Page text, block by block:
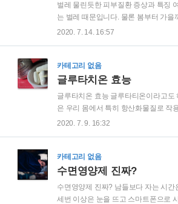
었지만 2020년 5월 16일부터는 지세
게 되었습니다. 어디서 많이 들어봤는
골목식당 ...얼마전 욕 실컷 들어먹은
지세포 골목식당 많죠..
벌레 물린듯한 피부질환 증상과 특징
는 벌레 때문입니다. 물론 봄부터 가을
레가 있긴 하지만 여름에는 유독 모기,
한 상처가 나 있는 경우 많습니다. 얼마
서 팔다리가 가렵고 벌레 물린듯한 자
지도 잘 모르겠는 이런 상황 겪어본 적
서, 캠핑장에서, 해수욕장에서 그냥 공
이런 증상 나타날 수 있습니다. 오늘은
질환 구분해 볼까합니다. 사실 이 물린..
2020. 7. 14. 16:57
카테고리 없음
글루타치온 효능
글루타치온 효능 글루타티온이라고도
은 우리 몸에서 특히 항산화물질로 작
들에게 인기가 있습니다. 간 그리고 다
그리고 방사선방해 예방 효과 등으로
다. 글루타치온 이란 글루탐산, 시스테
든 세포에서 합성될 수 있습니다. 즉
2020. 7. 9. 16:32
카테고리 없음
수면영양제 진짜?
수면영양제 진짜? 남들보다 자는 시간
세번 이상은 눈을 뜨고 스마트폰으로